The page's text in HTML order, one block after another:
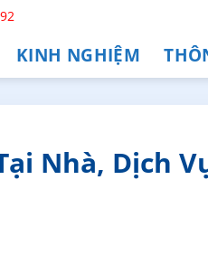
KINH NGHIỆM
Nhà, Dịch